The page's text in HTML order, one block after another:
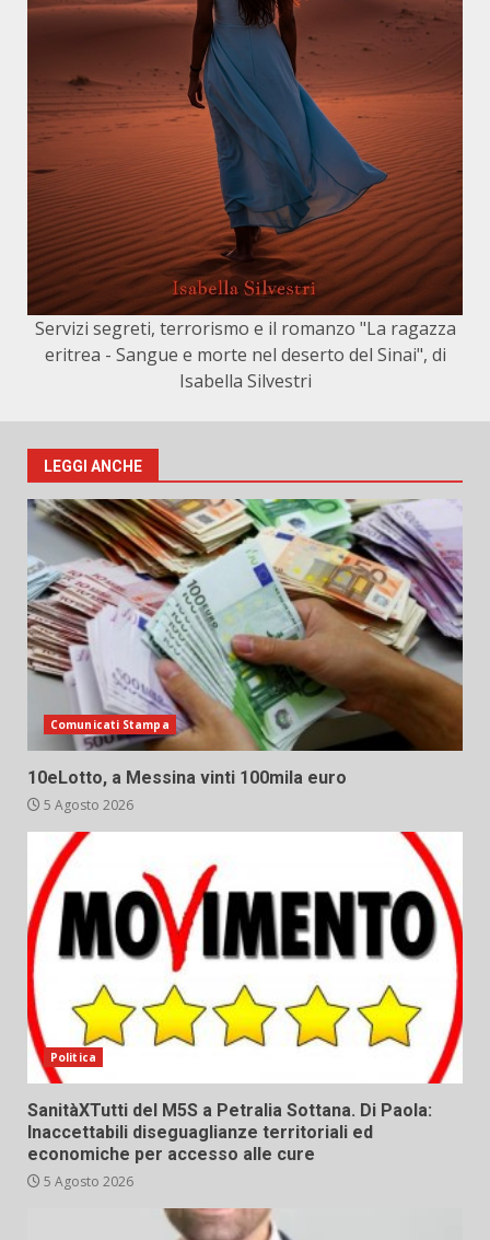
Servizi segreti, terrorismo e il romanzo "La ragazza
eritrea - Sangue e morte nel deserto del Sinai", di
Isabella Silvestri
LEGGI ANCHE
Comunicati Stampa
10eLotto, a Messina vinti 100mila euro
5 Agosto 2026
Politica
SanitàXTutti del M5S a Petralia Sottana. Di Paola:
Inaccettabili diseguaglianze territoriali ed
economiche per accesso alle cure
5 Agosto 2026